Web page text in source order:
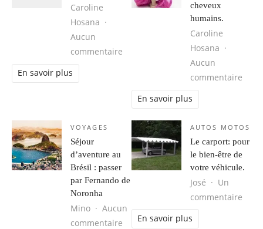
Caroline
Hosana
Aucun
commentaire sur Obtenir votre Groove Back.
En savoir plus
cheveux
humains.
Caroline
Hosana
Aucun
commentaire
En savoir plus
VOYAGES
Séjour
d’aventure au
Brésil : passer
par Fernando de
Noronha
Mino
Aucun
commentaire sur Séjour d’aventure au Brésil :
AUTOS MOTOS
Le carport: pour
le bien-être de
votre véhicule.
José
Un
commentaire
En savoir plus